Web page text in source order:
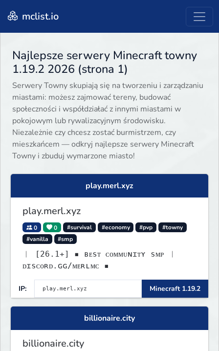
mclist.io
Najlepsze serwery Minecraft towny
1.19.2 2026 (strona 1)
Serwery Towny skupiają się na tworzeniu i zarządzaniu
miastami: możesz zajmować tereny, budować
społeczności i współdziałać z innymi miastami w
pokojowym lub rywalizacyjnym środowisku.
Niezależnie czy chcesz zostać burmistrzem, czy
mieszkańcem — odkryj najlepsze serwery Minecraft
Towny i zbuduj wymarzone miasto!
play.merl.xyz
play.merl.xyz
0 0 #survival #economy #pvp
#towny
#vanilla
#smp
︱ [26.1+] ▪ ʙᴇsᴛ ᴄᴏᴍᴍᴜɴɪᴛʏ sᴍᴘ ︱
ᴅɪsᴄᴏʀᴅ.ɢɢ/ᴍᴇʀʟᴍᴄ ▪
IP: Minecraft 1.19.2
billionaire.city
billionaire.city